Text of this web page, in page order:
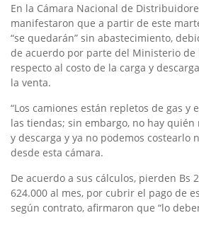
En la Cámara Nacional de
manifestaron que a partir de este
“se quedarán” sin abastecimiento,
de acuerdo por parte del Ministerio de
respecto al costo de la carga y
la venta.
“Los camiones están repletos de gas y
las tiendas; sin embargo, no hay quién
y descarga y ya no podemos costearlo
desde esta cámara.
De acuerdo a sus cálculos, pierden Bs
624.000 al mes, por cubrir el pago de
según contrato, afirmaron que “lo